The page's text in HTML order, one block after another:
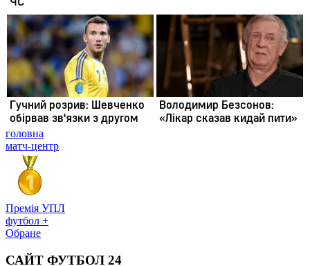
головна
матч-центр
Премія УПЛ
футбол +
Обране
САЙТ ФУТБОЛ 24